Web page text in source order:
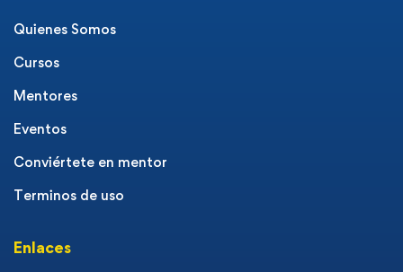
Quienes Somos
Cursos
Mentores
Eventos
Conviértete en mentor
Terminos de uso
Enlaces